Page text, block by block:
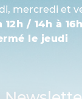
mercredi et
12h / 14h à 16h
le jeudi